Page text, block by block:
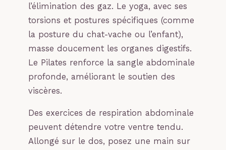
l’élimination des gaz. Le yoga, avec ses
torsions et postures spécifiques (comme
la posture du chat-vache ou l’enfant),
masse doucement les organes digestifs.
Le Pilates renforce la sangle abdominale
profonde, améliorant le soutien des
viscères.
Des exercices de respiration abdominale
peuvent détendre votre ventre tendu.
Allongé sur le dos, posez une main sur